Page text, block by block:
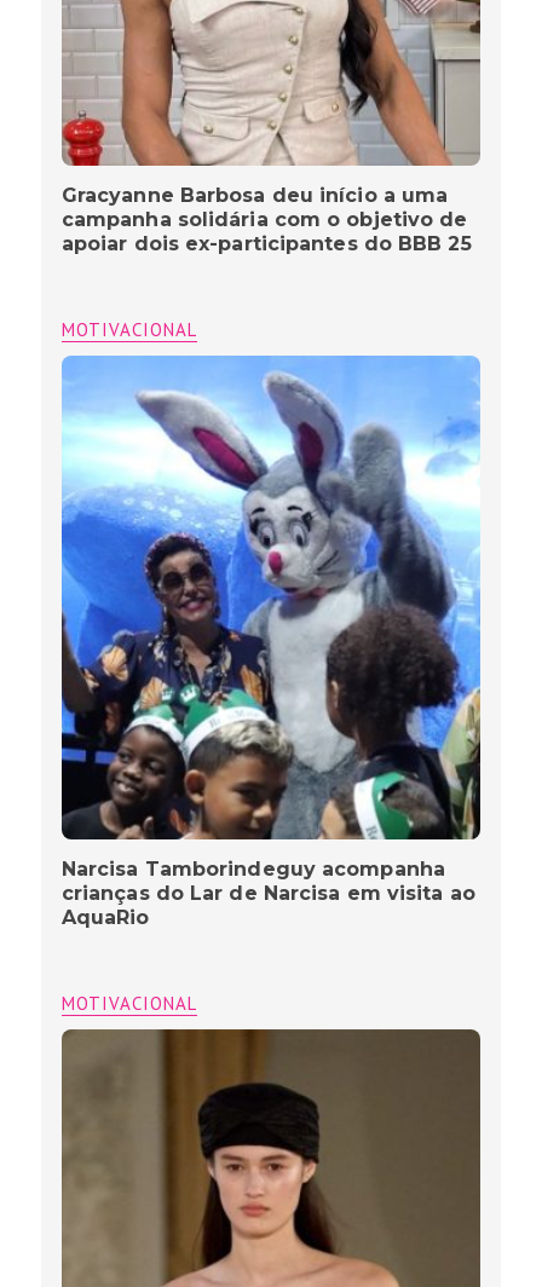
Gracyanne Barbosa deu início a uma
campanha solidária com o objetivo de
apoiar dois ex-participantes do BBB 25
MOTIVACIONAL
Narcisa Tamborindeguy acompanha
crianças do Lar de Narcisa em visita ao
AquaRio
MOTIVACIONAL